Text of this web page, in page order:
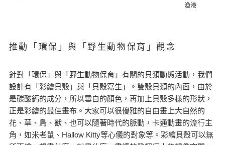
漁港
推動「環保」與「野生動物保育」觀念
針對「環保」與「野生動物保育」有關的貝類動態活動，我們
設計有「彩繪貝殼」與「貝殼寫生」。雙殼貝類的內面，由於
是碳酸鈣的成分，所以雪白的顏色，再加上貝殼多樣的形狀，
正是彩繪的最佳畫布。大家可以很優雅的自由畫上大自然的
花、草、鳥、獸、也可以隨著時代的脈動，卡通動畫的流行主
角，如米老鼠、Hallow Kitty等心儀的對象等。彩繪貝殼可以無